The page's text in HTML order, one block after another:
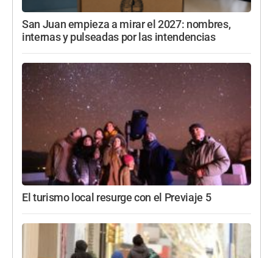
San Juan empieza a mirar el 2027: nombres,
internas y pulseadas por las intendencias
El turismo local resurge con el Previaje 5